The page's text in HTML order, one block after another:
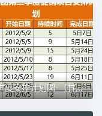
项目进度安排计划图-（甘特图）1甘特图excel模板